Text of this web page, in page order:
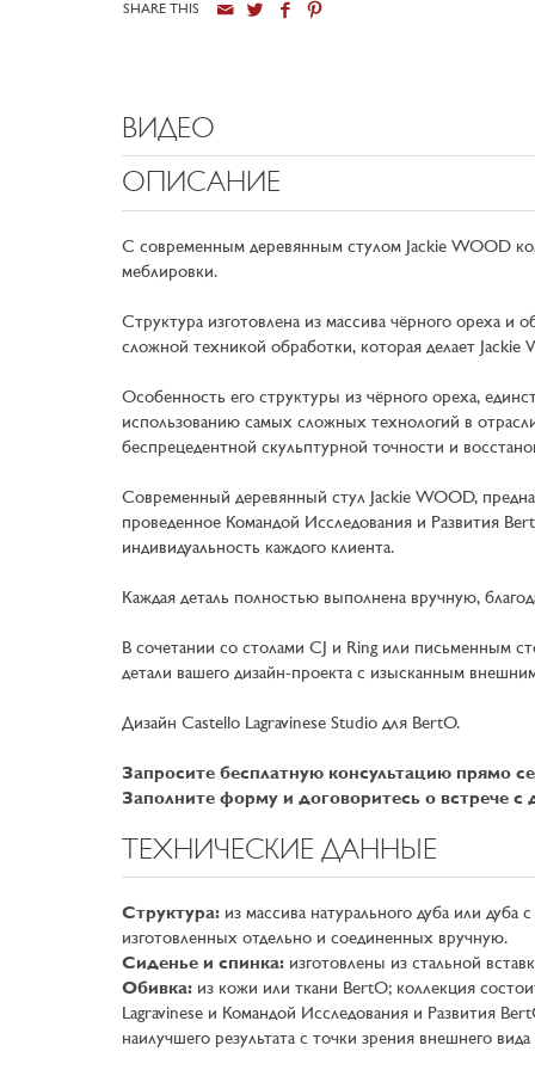
SHARE THIS
ВИДЕО
ОПИСАНИЕ
С современным деревянным стулом Jackie WOOD
меблировки.
Структура изготовлена из массива чёрного ореха
сложной техникой обработки, которая делает
Особенность его структуры из чёрного ореха,
использованию самых сложных технологий в
беспрецедентной скульптурной точности и
Современный деревянный стул Jackie WOOD,
проведенное Командой Исследования и Развития
индивидуальность каждого клиента.
Каждая деталь полностью выполнена вручную,
В сочетании со столами CJ и Ring или письменным
детали вашего дизайн-проекта с изысканным
Дизайн Castello Lagravinese Studio для BertO.
Запросите бесплатную консультацию прямо
Заполните форму и договоритесь о встрече
ТЕХНИЧЕСКИЕ ДАННЫЕ
Структура: из массива натурального дуба или
изготовленных отдельно и соединенных вручную.
Сиденье и спинка: изготовлены из стальной
Обивка: из кожи или ткани BertO; коллекция
Lagravinese и Командой Исследования и Развития
наилучшего результата с точки зрения внешнего